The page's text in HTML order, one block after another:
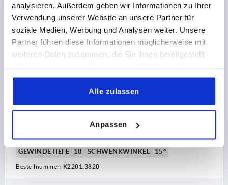
analysieren. Außerdem geben wir Informationen zu Ihrer
Verwendung unserer Website an unsere Partner für
soziale Medien, Werbung und Analysen weiter. Unsere
Partner führen diese Informationen möglicherweise mit
weiteren Daten zusammen, die Sie ihnen bereitgestellt
gesammelt haben.
Alle zulassen
Anpassen
GELENKSCHRAUBE, M38X2, M20 STAHL, VERGÜTET
MATERIAL GRUNDKÖRPER=STAHL
GEWINDE=M20
D3=34,6
L1=54,5
L2=40 SW1=17 SW2=32
SW3=30
GEWINDETIEFE=18
SCHWENKWINKEL=15°
Bestellnummer: K2201.3820